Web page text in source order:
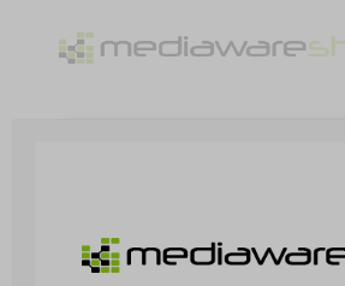
Home/ NOTEBOOK E TABLET/
TABLET/ NOTEBOOK